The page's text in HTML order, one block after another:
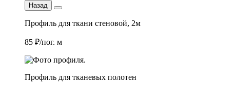
Назад
Профиль для ткани стеновой, 2м
85 ₽/пог. м
Профиль для тканевых полотен